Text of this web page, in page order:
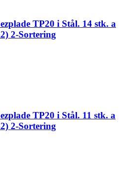
TP20 i Stål. 14 stk. a
2-Sortering
TP20 i Stål. 11 stk. a
2-Sortering